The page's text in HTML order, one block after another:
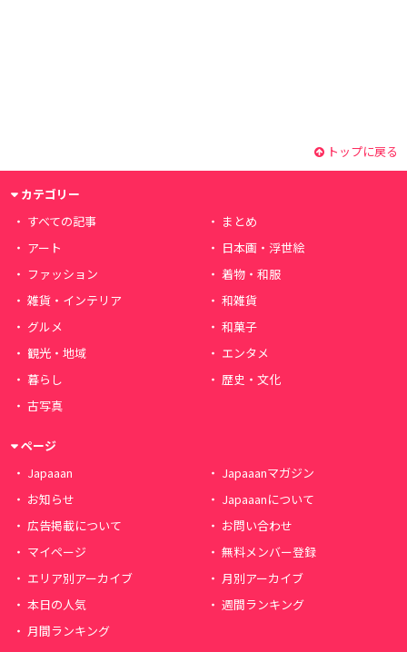
トップに戻る
カテゴリー
すべての記事
まとめ
アート
日本画・浮世絵
ファッション
着物・和服
雑貨・インテリア
和雑貨
グルメ
和菓子
観光・地域
エンタメ
暮らし
歴史・文化
古写真
ページ
Japaaan
Japaaanマガジン
お知らせ
Japaaanについて
広告掲載について
お問い合わせ
マイページ
無料メンバー登録
エリア別アーカイブ
月別アーカイブ
本日の人気
週間ランキング
月間ランキング